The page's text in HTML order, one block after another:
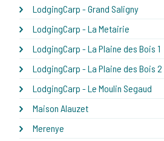
LodgingCarp - Grand Saligny
LodgingCarp - La Metairie
LodgingCarp - La Plaine des Bois 1
LodgingCarp - La Plaine des Bois 2
LodgingCarp - Le Moulin Segaud
Maison Alauzet
Merenye